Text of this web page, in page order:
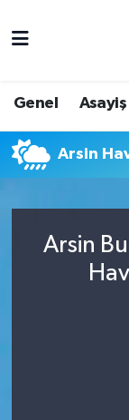
Genel Asayiş
Arsin
Arsin
Asayiş
Eğitim
Ekonomi
Muğla
Muğla
Muğla
Süper Lig
Son